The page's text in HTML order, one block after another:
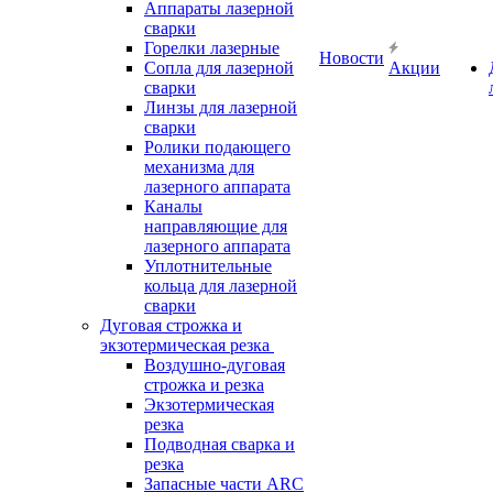
Аппараты лазерной
сварки
Горелки лазерные
Сопла для лазерной
сварки
Линзы для лазерной
сварки
Ролики подающего
механизма для
лазерного аппарата
Каналы
направляющие для
лазерного аппарата
Уплотнительные
кольца для лазерной
сварки
Дуговая строжка и
экзотермическая резка
Воздушно-дуговая
строжка и резка
Экзотермическая
резка
Подводная сварка и
резка
Запасные части ARC
Новости
Акции